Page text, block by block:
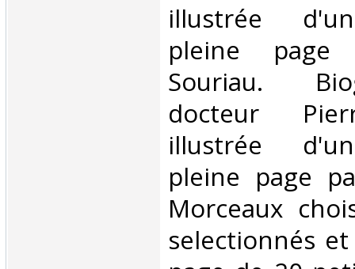
illustrée
pleine page
Souriau.
docteur
illustrée
pleine page
Morceaux
selectionnés